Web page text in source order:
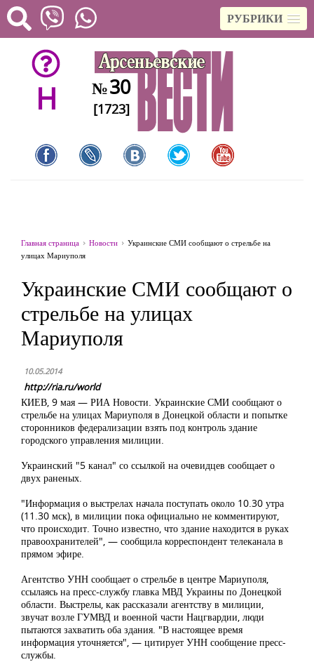
РУБРИКИ
H №30
[1723]
Главная страница Новости
Украинские СМИ сообщают о стрельбе на
улицах Мариуполя
Украинские СМИ сообщают о
стрельбе на улицах
Мариуполя
10.05.2014
http://ria.ru/world
КИЕВ, 9 мая — РИА Новости. Украинские СМИ сообщают о
стрельбе на улицах Мариуполя в Донецкой области и попытке
сторонников федерализации взять под контроль здание
городского управления милиции.
Украинский "5 канал" со ссылкой на очевидцев сообщает о
двух раненых.
"Информация о выстрелах начала поступать около 10.30 утра
(11.30 мск), в милиции пока официально не комментируют,
что происходит. Точно известно, что здание находится в руках
правоохранителей", — сообщила корреспондент телеканала в
прямом эфире.
Агентство УНН сообщает о стрельбе в центре Мариуполя,
ссылаясь на пресс-службу главка МВД Украины по Донецкой
области. Выстрелы, как рассказали агентству в милиции,
звучат возле ГУМВД и военной части Нацгвардии, люди
пытаются захватить оба здания. "В настоящее время
информация уточняется", — цитирует УНН сообщение пресс-
службы.